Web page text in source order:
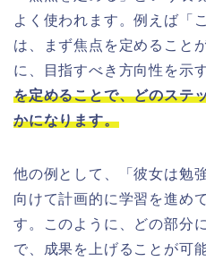
よく使われます。例えば「
は、まず焦点を定めること
に、目指すべき方向性を示
を定めることで、どのステ
かになります。
他の例として、「彼女は勉
向けて計画的に学習を進め
す。このように、どの部分
で、成果を上げることが可